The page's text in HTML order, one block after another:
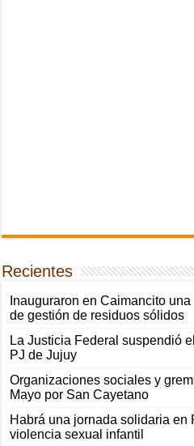
Recientes
Inauguraron en Caimancito
de gestión de residuos sólidos
La Justicia Federal suspendió
PJ de Jujuy
Organizaciones sociales y
Mayo por San Cayetano
Habrá una jornada solidaria en
violencia sexual infantil